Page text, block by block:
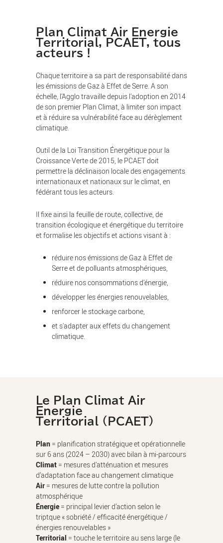
Plan Climat Air Energie
Territorial, PCAET, tous
acteurs !
Chaque territoire a sa part de responsabilité dans
les émissions de Gaz à Effet de Serre. A son
échelle, l’Agglo travaille depuis l’adoption en 2014
de son premier Plan Climat, à limiter son impact
et à réduire sa vulnérabilité face au dérèglement
climatique.
Outil de la Loi Transition Énergétique pour la
Croissance Verte de 2015, le PCAET doit
permettre la déclinaison locale des engagements
internationaux et nationaux sur le climat, en
fédérant tous les acteurs.
Il fixe ainsi la feuille de route, collective, de
transition écologique et énergétique du territoire
et formalise les objectifs et actions visant à :
réduire nos émissions de Gaz à Effet de
Serre et de polluants atmosphériques,
réduire nos consommations d’énergie,
développer les énergies renouvelables,
renforcer le stockage carbone,
et s'adapter aux effets du changement
climatique.
Le Plan Climat Air
Energie
Territorial (PCAET)
Plan = planification stratégique et opérationnelle
sur 6 ans (2024 – 2030) avec bilan à mi-parcours
Climat = mesures d’atténuation et mesures
d’adaptation face au changement climatique
Air = mesures de lutte contre la pollution
atmosphérique
Énergie = principal levier d’action selon le
triptque « sobriété / efficacité énergétique /
énergies renouvelables »
Territorial = touche le territoire au sens large (le